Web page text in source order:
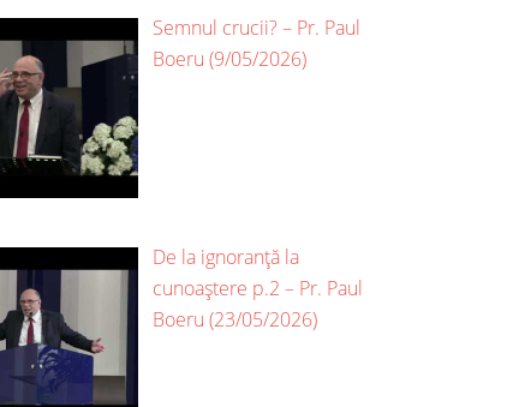
Semnul crucii? – Pr. Paul
Boeru (9/05/2026)
De la ignoranță la
cunoaștere p.2 – Pr. Paul
Boeru (23/05/2026)